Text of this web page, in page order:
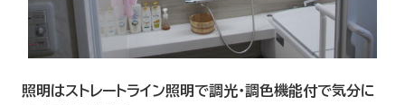
照明はストレートライン照明で調光・調色機能付で気分に